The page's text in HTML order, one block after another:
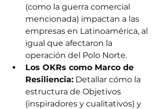
(como la guerra comercial
mencionada) impactan a las
empresas en Latinoamérica, al
igual que afectaron la
operación del Polo Norte.
Los OKRs como Marco de
Resiliencia: Detallar cómo la
estructura de Objetivos
(inspiradores y cualitativos) y